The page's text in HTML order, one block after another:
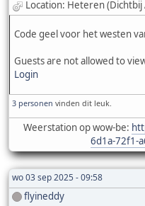
Location: Heteren
Code geel voor het westen
Guests are not allowed to
Login
3 personen vinden dit leuk.
Weerstation op wow-be:
6d1a-72f1-
wo 03 sep 2025 - 09:58
flyineddy